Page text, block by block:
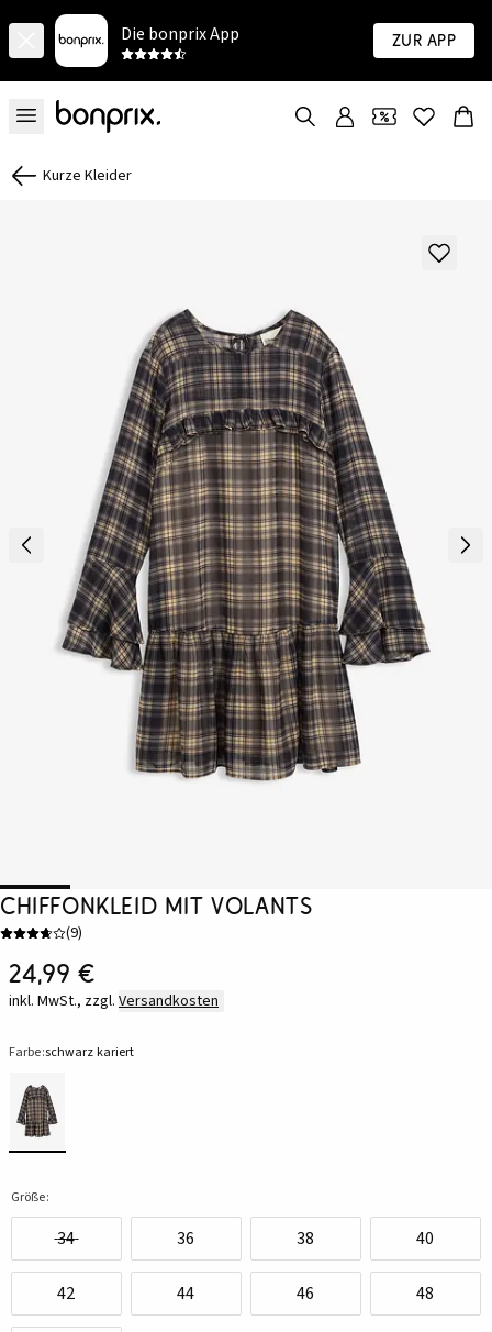
Die bonprix App Zur App
Kurze Kleider
Chiffonkleid mit Volants
(9)
24,99 €
inkl. MwSt., zzgl. Versandkosten
Farbe:schwarz kariert
Größe:
34 36 38 40
42 44 46 48